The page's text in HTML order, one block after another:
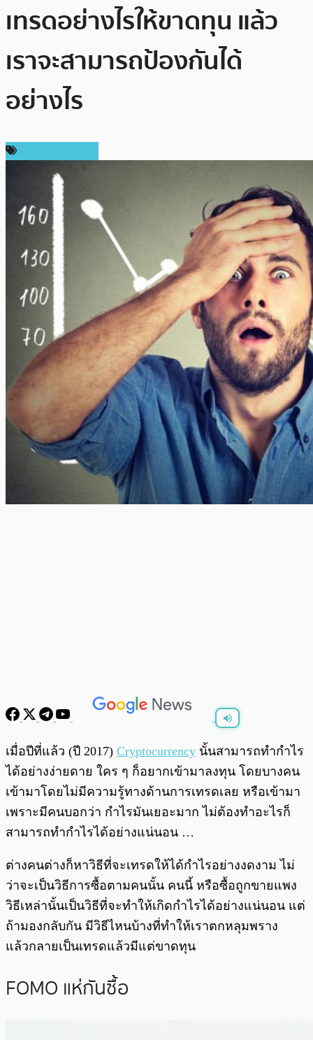
เทรดอย่างไรให้ขาดทุน แล้ว
เราจะสามารถป้องกันได้
อย่างไร
พร้อมเล่น 0:00
เมื่อปีที่แล้ว (ปี 2017) Cryptocurrency นั้นสามารถทำกำไร
ได้อย่างง่ายดาย ใคร ๆ ก็อยากเข้ามาลงทุน โดยบางคน
เข้ามาโดยไม่มีความรู้ทางด้านการเทรดเลย หรือเข้ามา
เพราะมีคนบอกว่า กำไรมันเยอะมาก ไม่ต้องทำอะไรก็
สามารถทำกำไรได้อย่างแน่นอน …
ต่างคนต่างก็หาวิธีที่จะเทรดให้ได้กำไรอย่างงดงาม ไม่
ว่าจะเป็นวิธีการซื้อตามคนนั้น คนนี้ หรือซื้อถูกขายแพง
วิธีเหล่านั้นเป็นวิธีที่จะทำให้เกิดกำไรได้อย่างแน่นอน แต่
ถ้ามองกลับกัน มีวิธีไหนบ้างที่ทำให้เราตกหลุมพราง
แล้วกลายเป็นเทรดแล้วมีแต่ขาดทุน
FOMO แห่กันซื้อ